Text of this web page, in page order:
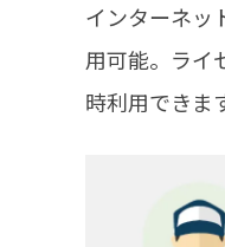
インターネッ
用可能。ライ
時利用できま